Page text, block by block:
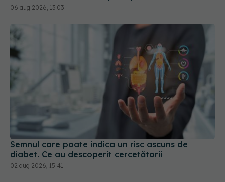
Semnul care poate indica un risc ascuns de
diabet. Ce au descoperit cercetătorii
02 aug 2026, 15:41